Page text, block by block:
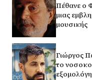
Πέθανε ο
μιας
μουσικής
Γιώργος
το